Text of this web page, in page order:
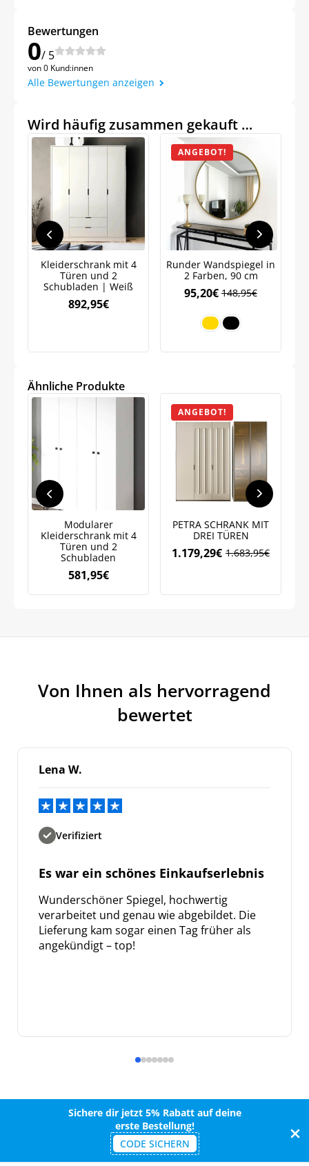
Bewertungen
0/ 5
von 0 Kund:innen
Alle Bewertungen anzeigen
Wird häufig zusammen gekauft …
Kleiderschrank mit 4
Türen und 2
Schubladen | Weiß
892,95€
ANGEBOT!
Runder Wandspiegel in
2 Farben, 90 cm
148,95€
95,20€
Ähnliche Produkte
Modularer
Kleiderschrank mit 4
Türen und 2
Schubladen
581,95€
ANGEBOT!
PETRA SCHRANK MIT
DREI TÜREN
1.683,95€
Ursprünglicher
1.683,95€
1.179,29€Aktueller
1.179,29€.
Von Ihnen als hervorragend
bewertet
Lena W.
Verifiziert
Es war ein schönes Einkaufserlebnis
Wunderschöner Spiegel, hochwertig
verarbeitet und genau wie abgebildet. Die
Lieferung kam sogar einen Tag früher als
angekündigt – top!
Sichere dir jetzt 5% Rabatt auf deine
erste Bestellung!
CODE SICHERN
Jetzt
auf Ihre erste Bestellung sichern!
Meinen Code senden
Bleiben Sie auf dem Laufenden über
Neuigkeiten und Angebote.
Weitere Informationen darüber, wie wir Ihre Daten für
Marketingkommunikation verarbeiten. Lesen Sie unsere
Datenschutzrichtlinie.